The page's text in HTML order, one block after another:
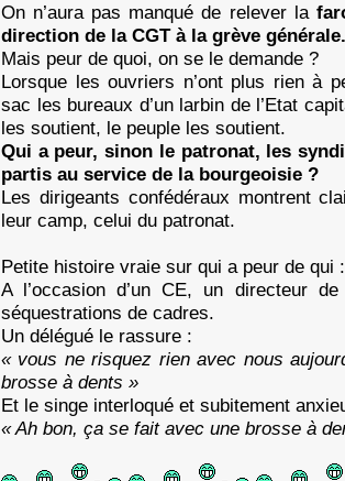
On n’aura pas manqué de relever la
direction de la CGT à la grève générale.
Mais peur de quoi, on se le demande ?
Lorsque les ouvriers n’ont plus rien à
sac les bureaux d’un larbin de l’Etat
les soutient, le peuple les soutient.
Qui a peur, sinon le patronat, les
partis au service de la bourgeoisie ?
Les dirigeants confédéraux montrent
leur camp, celui du patronat.
Petite histoire vraie sur qui a peur de qui :
A l’occasion d’un CE, un directeur
séquestrations de cadres.
Un délégué le rassure :
« vous ne risquez rien avec nous
brosse à dents »
Et le singe interloqué et subitement
« Ah bon, ça se fait avec une brosse à